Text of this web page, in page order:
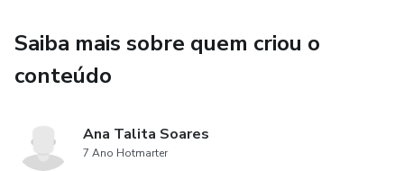
Saiba mais sobre quem criou o
conteúdo
Ana Talita Soares
7 Ano Hotmarter